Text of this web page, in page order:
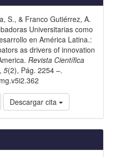
S., & Franco Gutiérrez, A.
Universitarias como
en América Latina.:
as drivers of innovation
Revista Científica
, 5(2), Pág. 2254 –.
Descargar cita